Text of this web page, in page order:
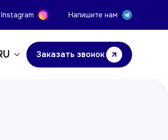
Напишите нам
Заказать звонок